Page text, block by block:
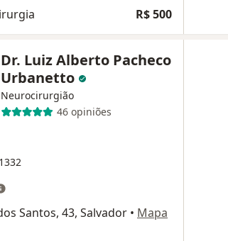
R$ 500
Dr. Luiz Alberto Pacheco
Urbanetto
Neurocirurgião
46 opiniões
Santos, 43, Salvador • Mapa